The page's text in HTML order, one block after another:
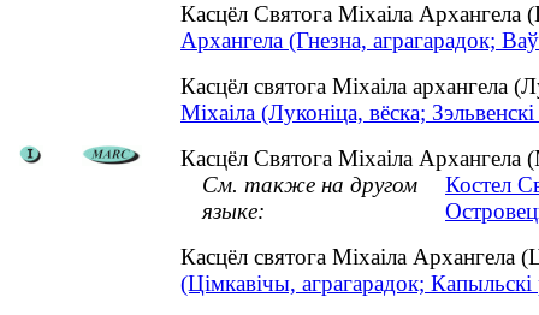
Касцёл Святога Міхаіла
Архангела (Гнезна, аграгарадок;
Касцёл святога Міхаіла архангела
Міхаіла (Луконіца, вёска;
Касцёл Святога Міхаіла Архангела
См. также на другом
языке:
Костел
Касцёл святога Міхаіла
(Цімкавічы, аграгарадок; Капыльскі